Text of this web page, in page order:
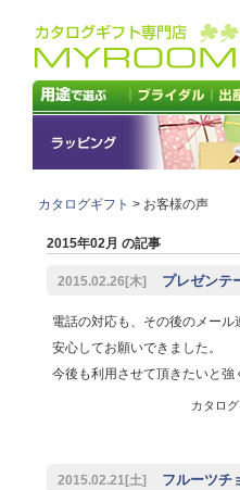
カタログギフト > お客様の声
2015年02月 の記事
2015.02.26[木] プレゼン
電話の対応も、その後のメー
安心してお願いできました。
今後も利用させて頂きたいと強
カタロ
2015.02.21[土] フルーツ